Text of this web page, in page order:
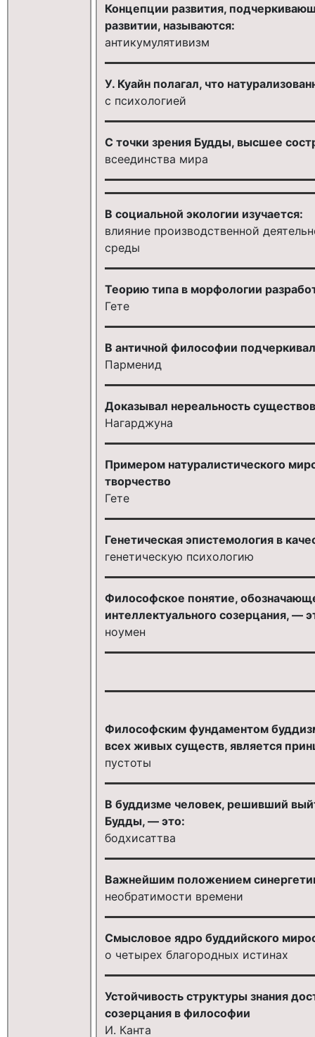
Концепции развития,
развитии, называются:
антикумулятивизм
У. Куайн полагал, что
с психологией
С точки зрения Будды, высшее
всеединства мира
В социальной экологии изучается:
влияние производственной
среды
Теорию типа в морфологии
Гете
В античной философии
Парменид
Доказывал нереальность
Нагарджуна
Примером натуралистического
творчество
Гете
Генетическая эпистемология в
генетическую психологию
Философское понятие,
интеллектуального созерцания, —
ноумен
Философским фундаментом
всех живых существ, является
пустоты
В буддизме человек, решивший
Будды, — это:
бодхисаттва
Важнейшим положением
необратимости времени
Смысловое ядро буддийского
о четырех благородных истинах
Устойчивость структуры знания
созерцания в философии
И. Канта